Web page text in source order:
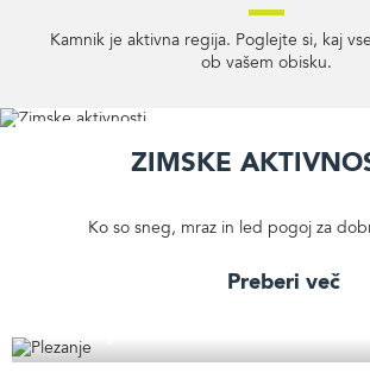
Kamnik je aktivna regija. Poglejte si, kaj
ob vašem obisku.
Zimske
Ko so sneg, mraz in led pogoj za
Preberi več